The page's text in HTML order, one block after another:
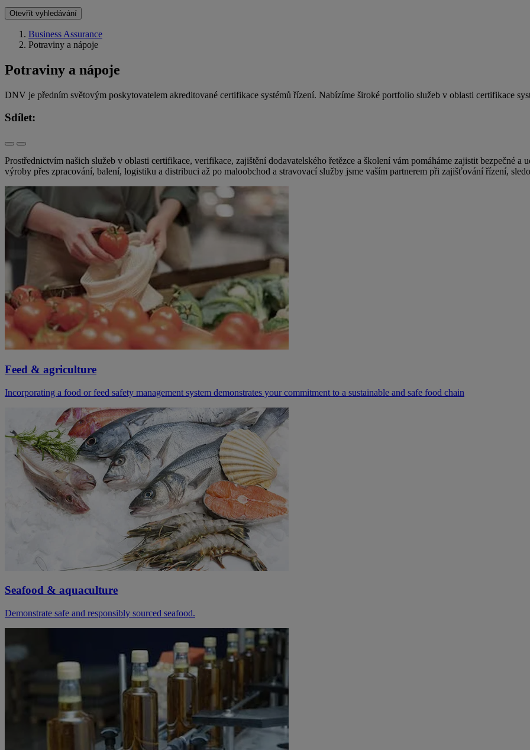
Otevřít vyhledávání
Business Assurance
Potraviny a nápoje
Potraviny a nápoje
DNV je předním světovým poskytovatelem akreditované certifikace systémů řízení. Nabízíme široké portfolio služeb v oblasti certifikace
Sdílet:
Prostřednictvím našich služeb v oblasti certifikace, verifikace, zajištění dodavatelského řetězce a školení vám pomáháme zajistit bezpečné
výroby přes zpracování, balení, logistiku a distribuci až po maloobchod a stravovací služby jsme vaším partnerem při zajišťování řízení,
Feed & agriculture
Incorporating a food or feed safety management system demonstrates your commitment to a sustainable and safe food chain
Seafood & aquaculture
Demonstrate safe and responsibly sourced seafood.